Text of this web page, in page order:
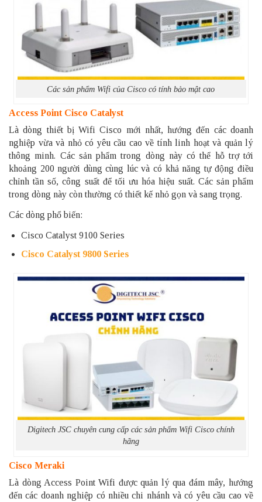
Các sản phẩm Wifi của Cisco có tính bảo mật cao
Access Point Cisco Catalyst
Là dòng thiết bị Wifi Cisco mới nhất, hướng đến các doanh
nghiệp vừa và nhỏ có yêu cầu cao về tính linh hoạt và quản lý
thông minh. Các sản phẩm trong dòng này có thể hỗ trợ tới
khoảng 200 người dùng cùng lúc và có khả năng tự động điều
chỉnh tần số, công suất để tối ưu hóa hiệu suất. Các sản phẩm
trong dòng này còn thường có thiết kế nhỏ gọn và sang trọng.
Các dòng phổ biến:
Cisco Catalyst 9100 Series
Cisco Catalyst 9800 Series
Digitech JSCchuyên cung cấp các sản phẩm Wifi Cisco chính
hãng
Cisco Meraki
Là dòng Access Point Wifi được quản lý qua đám mây, hướng
đến các doanh nghiệp có nhiều chi nhánh và có yêu cầu cao về